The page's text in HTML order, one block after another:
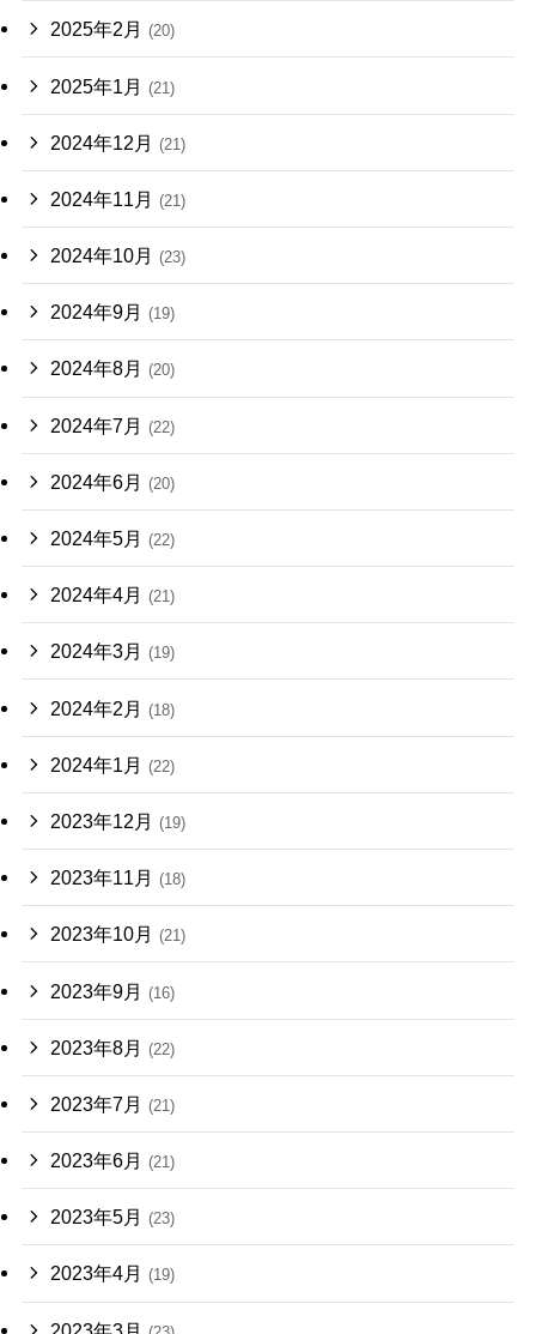
2025年2月 (20)
2025年1月 (21)
2024年12月 (21)
2024年11月 (21)
2024年10月 (23)
2024年9月 (19)
2024年8月 (20)
2024年7月 (22)
2024年6月 (20)
2024年5月 (22)
2024年4月 (21)
2024年3月 (19)
2024年2月 (18)
2024年1月 (22)
2023年12月 (19)
2023年11月 (18)
2023年10月 (21)
2023年9月 (16)
2023年8月 (22)
2023年7月 (21)
2023年6月 (21)
2023年5月 (23)
2023年4月 (19)